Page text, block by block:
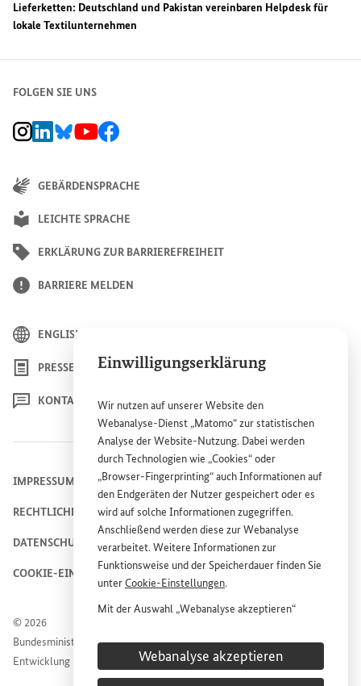
Einwilligungserklärung
Wir nutzen auf unsererWebsite den
Webanalyse-Dienst „Matomo“ zur statistischen
Analyse derWebsite-Nutzung. Dabei werden
durch Technologien wie „Cookies“ oder
„Browser-Fingerprinting“ auch Informationen auf
den Endgeräten der Nutzer gespeichert oder es
wird auf solche Informationen zugegriffen.
Anschließend werden diese zur Webanalyse
verarbeitet. Weitere Informationen zur
Funktionsweise und der Speicherdauer finden Sie
unterCookie-Einstellungen.
Mit der Auswahl „Webanalyse akzeptieren“
Dienstes „Matomo“ auf derWebsitedes
Bundesministeriums für wirtschaftliche
Entwicklung und Zusammenarbeit (BMZ) zu.
Webanalyse akzeptieren
Lieferketten: Deutschland und Pakistan vereinbaren Helpdesk für
lokale Textilunternehmen
FOLGEN SIE UNS
BMZ Instagram-Kanal, Externer Link
BMZ LinkedIn Unternehmensseite, Externer Link
BMZ Bluesky-Seite, Externer Link
BMZ Youtube-Kanal, Externer Link
BMZ Facebook-Seite, Externer Link
GEBÄRDENSPRACHE
LEICHTE SPRACHE
ERKLÄRUNG ZUR BARRIEREFREIHEIT
BARRIERE MELDEN
ENGLISH
PRESSE
KONTAKT
© 2026
Bundesministerium für wirtschaftliche Zusammenarbeit und
Entwicklung
IMPRESSUM
RECHTLICHE HINWEISE
DATENSCHUTZHINWEIS
COOKIE-EINSTELLUNGEN